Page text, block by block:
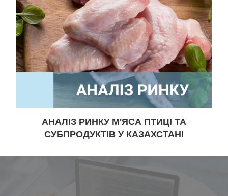
АНАЛІЗ РИНКУ М'ЯСА ПТИЦІ ТА
СУБПРОДУКТІВ У КАЗАХСТАНІ